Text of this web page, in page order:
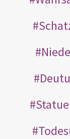
Statue